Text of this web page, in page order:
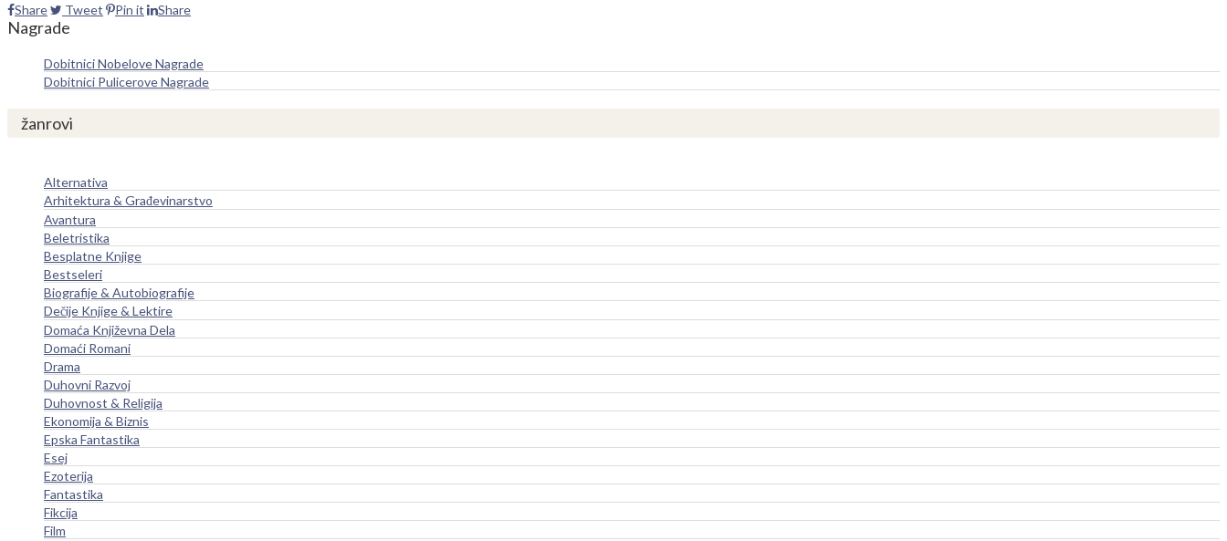
Share Tweet Pin it Share
Nagrade
Dobitnici Nobelove Nagrade
Dobitnici Pulicerove Nagrade
žanrovi
Alternativa
Arhitektura & Građevinarstvo
Avantura
Beletristika
Besplatne Knjige
Bestseleri
Biografije & Autobiografije
Dečije Knjige & Lektire
Domaća Književna Dela
Domaći Romani
Drama
Duhovni Razvoj
Duhovnost & Religija
Ekonomija & Biznis
Epska Fantastika
Esej
Ezoterija
Fantastika
Fikcija
Film